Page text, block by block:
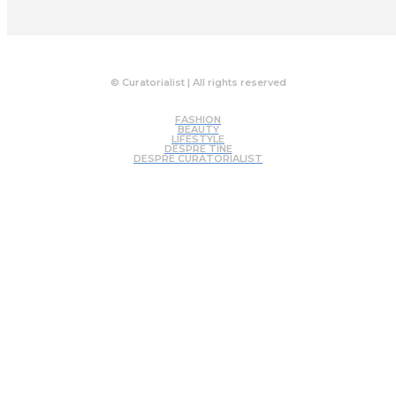
© Curatorialist | All rights reserved
FASHION
BEAUTY
LIFESTYLE
DESPRE TINE
DESPRE CURATORIALIST